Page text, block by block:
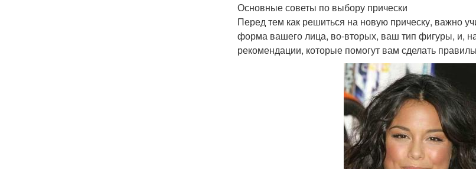
Основные советы по выбору прически
Перед тем как решиться на новую прическу, важно
форма вашего лица, во-вторых, ваш тип фигуры, и,
рекомендации, которые помогут вам сделать